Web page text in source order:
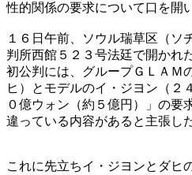
性的関係の要求について口を開
１６日午前、ソウル瑞草区（ソ
判所西館５２３号法廷で開かれ
初公判には、グループＧＬＡＭ
ヒ）とモデルのイ・ジヨン（２
０億ウォン（約５億円）」の要
違っている内容があると主張した
これに先立ちイ・ジヨンとダヒ